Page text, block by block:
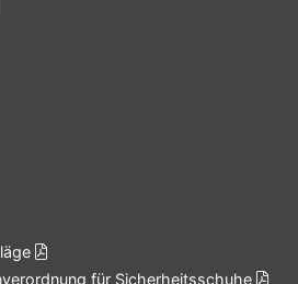
für Sicherheitsschuhe